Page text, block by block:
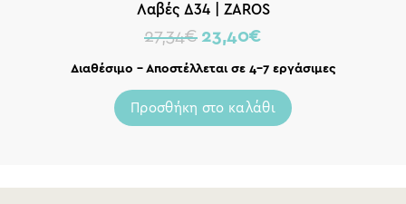
Λαβές Δ34 | ZAROS
27,34€ 23,40€
Διαθέσιμο – Αποστέλλεται σε 4-7 εργάσιμες
Προσθήκη στο καλάθι